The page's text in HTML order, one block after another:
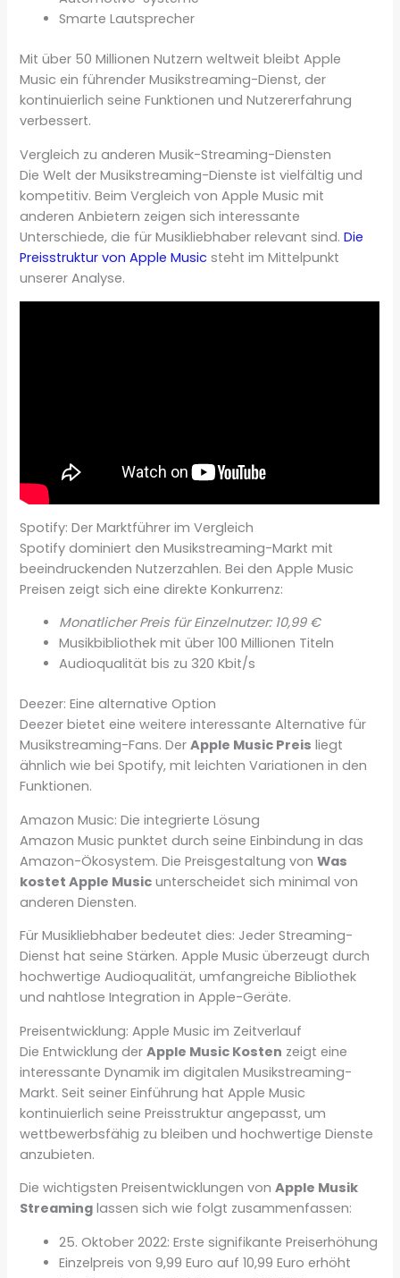
Smarte Lautsprecher
Mit über 50 Millionen Nutzern weltweit bleibt Apple
Music ein führender Musikstreaming-Dienst, der
kontinuierlich seine Funktionen und Nutzererfahrung
verbessert.
Vergleich zu anderen Musik-Streaming-Diensten
Die Welt der Musikstreaming-Dienste ist vielfältig und
kompetitiv. Beim Vergleich von Apple Music mit
anderen Anbietern zeigen sich interessante
Unterschiede, die für Musikliebhaber relevant sind.Die
Preisstruktur von Apple Music steht im Mittelpunkt
unserer Analyse.
Spotify: Der Marktführer im Vergleich
Spotify dominiert den Musikstreaming-Markt mit
beeindruckenden Nutzerzahlen. Bei den Apple Music
Preisen zeigt sich eine direkte Konkurrenz:
Monatlicher Preis für Einzelnutzer: 10,99 €
Musikbibliothek mit über 100 Millionen Titeln
Audioqualität bis zu 320 Kbit/s
Deezer: Eine alternative Option
Deezer bietet eine weitere interessante Alternative für
Musikstreaming-Fans. DerApple Music Preis liegt
ähnlich wie bei Spotify, mit leichten Variationen in den
Funktionen.
Amazon Music: Die integrierte Lösung
Amazon Music punktet durch seine Einbindung in das
Amazon-Ökosystem. Die Preisgestaltung vonWas
kostet Apple Music unterscheidet sich minimal von
anderen Diensten.
Für Musikliebhaber bedeutet dies: Jeder Streaming-
Dienst hat seine Stärken. Apple Music überzeugt durch
hochwertige Audioqualität, umfangreiche Bibliothek
und nahtlose Integration in Apple-Geräte.
Preisentwicklung: Apple Music im Zeitverlauf
Die Entwicklung derApple Music Kosten zeigt eine
interessante Dynamik im digitalen Musikstreaming-
Markt. Seit seiner Einführung hat Apple Music
kontinuierlich seine Preisstruktur angepasst, um
wettbewerbsfähig zu bleiben und hochwertige Dienste
anzubieten.
Die wichtigsten Preisentwicklungen vonApple Musik
Streaming lassen sich wie folgt zusammenfassen:
25. Oktober 2022: Erste signifikante Preiserhöhung
Einzelpreis von 9,99 Euro auf 10,99 Euro erhöht